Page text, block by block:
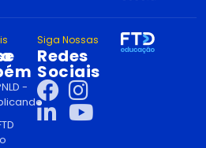
-
Siga Nossas
Redes
Sociais